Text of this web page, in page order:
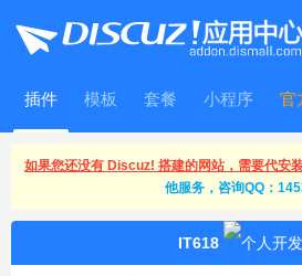
插件 模板 套餐 小程序 官
WitFrame
如果您还没有 Discuz! 搭建的网站，需要代安
他服务，咨询QQ：
IT618